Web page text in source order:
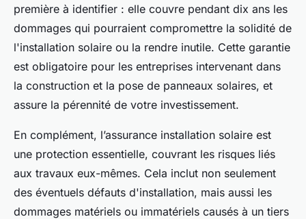
première à identifier : elle couvre pendant dix ans les
dommages qui pourraient compromettre la solidité de
l'installation solaire ou la rendre inutile. Cette garantie
est obligatoire pour les entreprises intervenant dans
la construction et la pose de panneaux solaires, et
assure la pérennité de votre investissement.
En complément, l’assurance installation solaire est
une protection essentielle, couvrant les risques liés
aux travaux eux-mêmes. Cela inclut non seulement
des éventuels défauts d'installation, mais aussi les
dommages matériels ou immatériels causés à un tiers